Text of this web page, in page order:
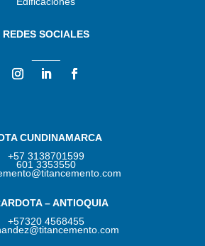
REDES SOCIALES
CUNDINAMARCA
+57 3138701599
601 3353550
– ANTIOQUIA
+57320 4568455